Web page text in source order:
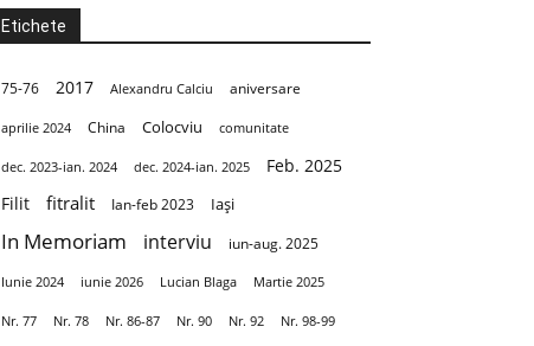
Etichete
75-76 2017 Alexandru Calciu aniversare
aprilie 2024 China Colocviu comunitate
dec. 2023-ian. 2024 dec. 2024-ian. 2025
Feb. 2025
Filit
fitralit Ian-feb 2023 Iași
In Memoriam interviu iun-aug. 2025
Iunie 2024 iunie 2026 Lucian Blaga Martie 2025
Nr. 77 Nr. 78 Nr. 86-87 Nr. 90 Nr. 92 Nr. 98-99